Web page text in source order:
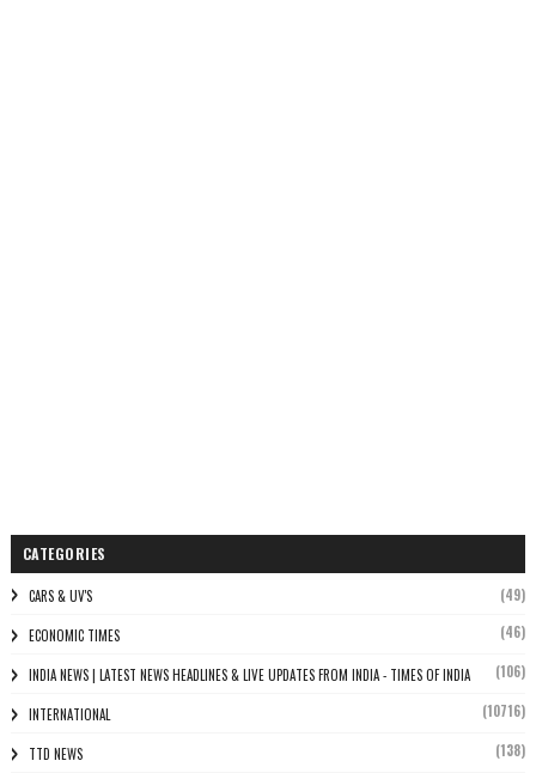
CATEGORIES
CARS & UV'S (49)
ECONOMIC TIMES (46)
INDIA NEWS | LATEST NEWS HEADLINES & LIVE UPDATES FROM INDIA - TIMES OF INDIA (106)
INTERNATIONAL (10716)
TTD NEWS (138)